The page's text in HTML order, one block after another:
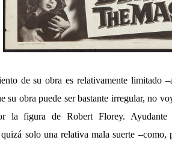
de su obra es relativamente limitado
su obra puede ser bastante irregular, no
la figura de Robert Florey.
solo una relativa mala suerte –como,